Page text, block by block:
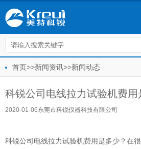
首页>>新闻资讯>>新闻动态
科锐公司电线拉力试验机费用
2020-01-06东莞市科锐仪器科技有限公司
科锐公司电线拉力试验机费用是多少？在